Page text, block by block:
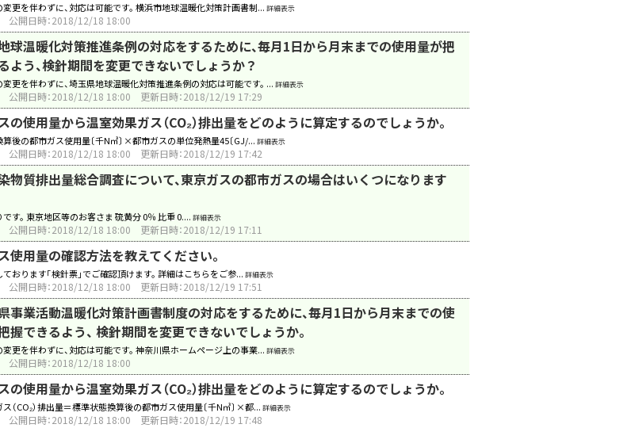
更を伴わずに、対応は可能です。 横浜市地球温暖化対策計画書制... 詳細表示
公開日時：2018/12/18 18:00
球温暖化対策推進条例の対応をするために、毎月1日から月末までの使用量が把
よう、検針期間を変更できないでしょうか？
更を伴わずに、埼玉県地球温暖化対策推進条例の対応は可能です。 ... 詳細表示
公開日時：2018/12/18 18:00 更新日時：2018/12/19 17:29
の使用量から温室効果ガス（CO₂）排出量をどのように算定するのでしょうか。
後の都市ガス使用量〔千N㎥〕×都市ガスの単位発熱量45〔GJ/... 詳細表示
公開日時：2018/12/18 18:00 更新日時：2018/12/19 17:42
物質排出量総合調査について、東京ガスの都市ガスの場合はいくつになります
す。 東京地区等のお客さま 硫黄分 0％ 比重 0.... 詳細表示
公開日時：2018/12/18 18:00 更新日時：2018/12/19 17:11
使用量の確認方法を教えてください。
おります「検針票」でご確認頂けます。 詳細はこちらをご参... 詳細表示
公開日時：2018/12/18 18:00 更新日時：2018/12/19 17:51
事業活動温暖化対策計画書制度の対応をするために、毎月1日から月末までの使
握できるよう、 検針期間を変更できないでしょうか。
更を伴わずに、対応は可能です。 神奈川県ホームページ上の事業... 詳細表示
公開日時：2018/12/18 18:00
の使用量から温室効果ガス（CO₂）排出量をどのように算定するのでしょうか。
（CO₂）排出量＝標準状態換算後の都市ガス使用量〔千N㎥〕×都... 詳細表示
公開日時：2018/12/18 18:00 更新日時：2018/12/19 17:48